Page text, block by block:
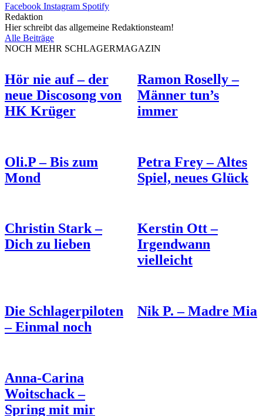
Facebook Instagram Spotify
Redaktion
Hier schreibt das allgemeine Redaktionsteam!
Alle Beiträge
NOCH MEHR SCHLAGERMAGAZIN
Hör nie auf – der
neue Discosong von
HK Krüger
Ramon Roselly –
Männer tun’s
immer
Oli.P – Bis zum
Mond
Petra Frey – Altes
Spiel, neues Glück
Christin Stark –
Dich zu lieben
Kerstin Ott –
Irgendwann
vielleicht
Die Schlagerpiloten
– Einmal noch
Nik P. – Madre Mia
Anna-Carina
Woitschack –
Spring mit mir